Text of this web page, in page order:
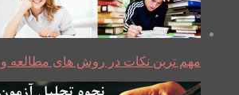
مهم ترین نکات در روش های مطالعه و